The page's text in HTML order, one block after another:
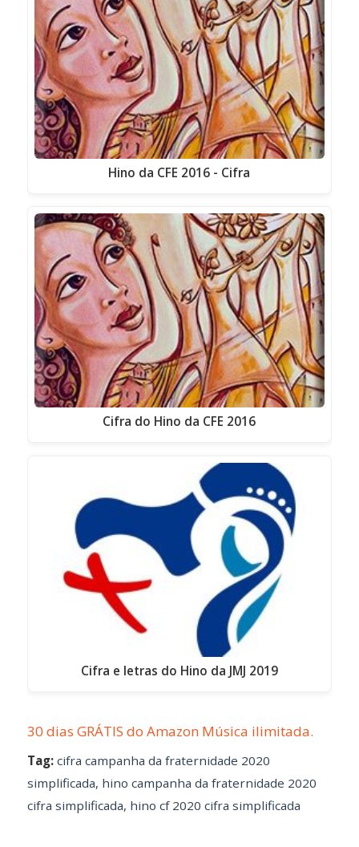
Hino da CFE 2016 - Cifra
Cifra do Hino da CFE 2016
Cifra e letras do Hino da JMJ 2019
30 dias GRÁTIS do Amazon Música ilimitada.
Tag: cifra campanha da fraternidade 2020
simplificada, hino campanha da fraternidade 2020
cifra simplificada, hino cf 2020 cifra simplificada